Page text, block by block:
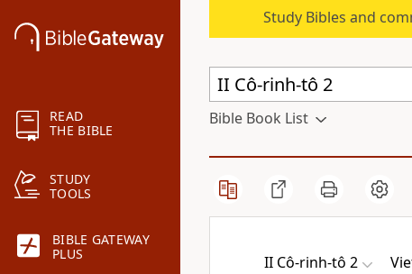
READ
THE BIBLE
STUDY
TOOLS
BIBLE GATEWAY
PLUS
Study Bibles and
Bible Book List
II Cô-rinh-tô 2